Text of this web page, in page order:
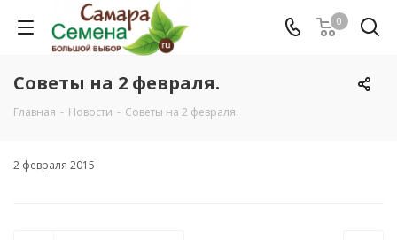
0
Советы на 2 февраля.
Главная - Новости - Советы на 2 февраля.
2 февраля 2015